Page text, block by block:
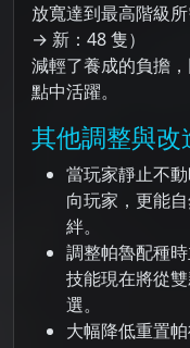
放寬達到最高階級
→ 新：48 隻）
減輕了養成的負擔
點中活躍。
其他調整與改
當玩家靜止不
向玩家，更能
絆。
調整帕魯配種
技能現在將從
選。
大幅降低重置帕